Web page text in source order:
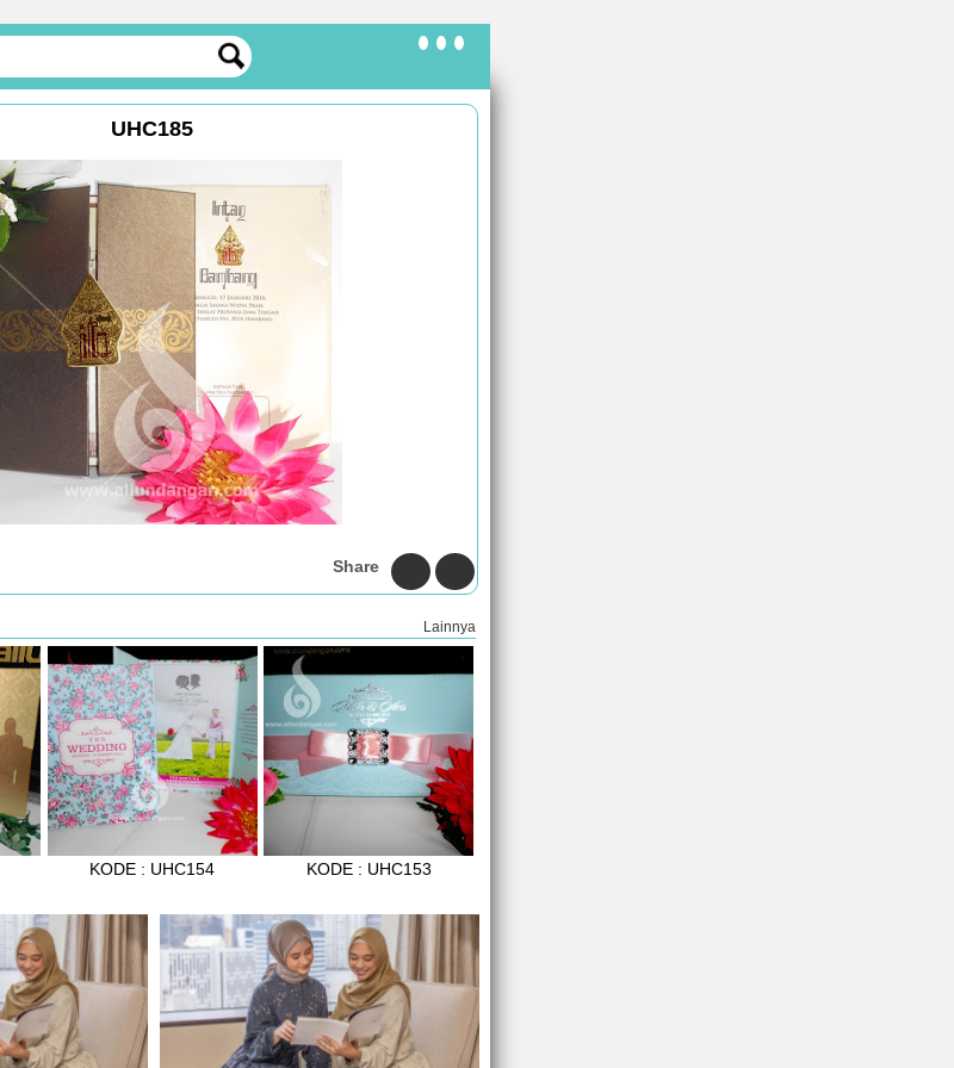
UHC185
Share
Lainnya
KODE : UHC154 KODE : UHC153